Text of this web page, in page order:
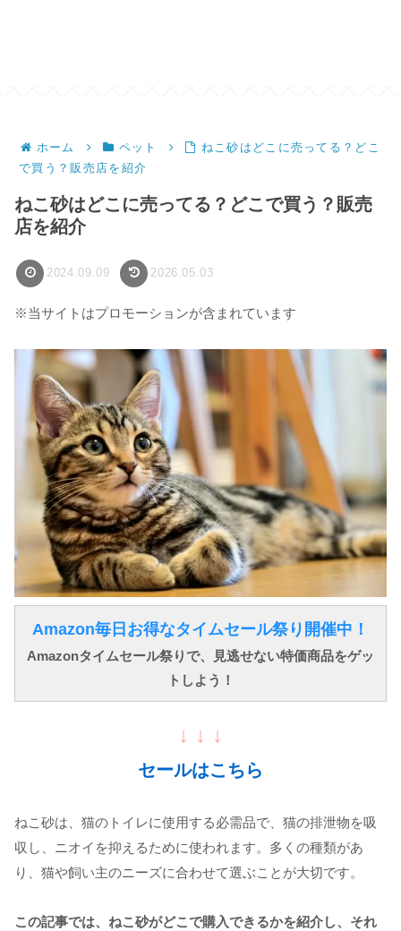
ホーム ペット
ねこ砂はどこに売ってる？どこ
で買う？販売店を紹介
ねこ砂はどこに売ってる？どこで買う？販売
店を紹介
2024.09.09 2026.05.03
※当サイトはプロモーションが含まれています
Amazon毎日お得なタイムセール祭り開催中！
Amazonタイムセール祭りで、見逃せない特価商品をゲッ
トしよう！
↓ ↓ ↓
セールはこちら
ねこ砂は、猫のトイレに使用する必需品で、猫の排泄物を吸
収し、ニオイを抑えるために使われます。多くの種類があ
り、猫や飼い主のニーズに合わせて選ぶことが大切です。
この記事では、ねこ砂がどこで購入できるかを紹介し、それ